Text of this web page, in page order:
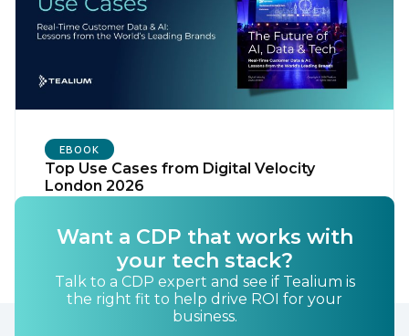
EBOOK
Top Use Cases from Digital Velocity
London 2026
LEARN MORE
Want a CDP that works with
your tech stack?
Talk to a CDP expert and see if Tealium is
the right fit to help drive ROI for your
business.